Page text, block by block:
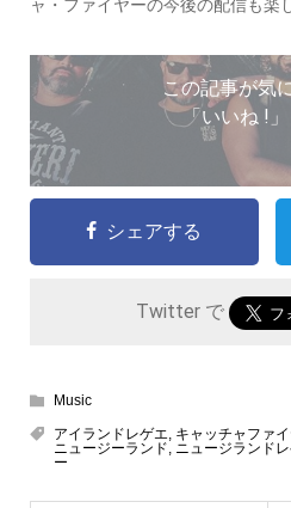
ャ・ファイヤーの今後の配信も楽
この記事が気
「いいね !」
シェアする
Twitter で
Music
アイランドレゲエ キャッチャファ
ニュージーランド
ニュージランド
ー